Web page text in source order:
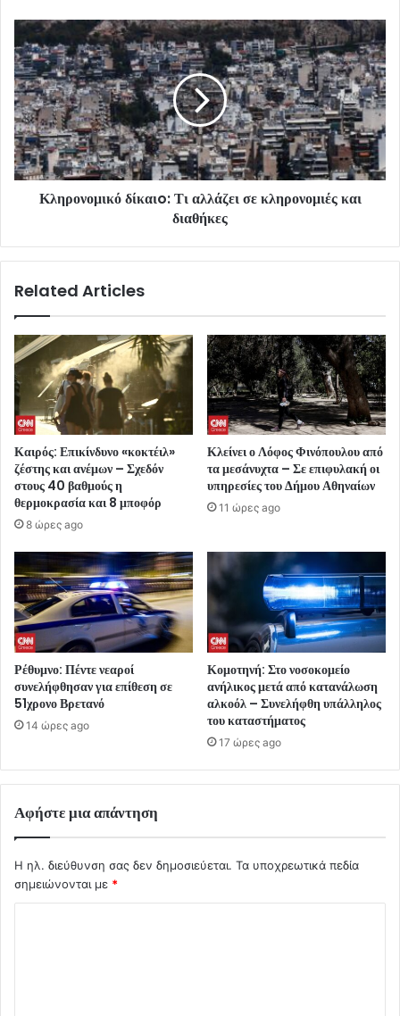
Κληρονομικό δίκαιo: Τι αλλάζει σε κληρονομιές και
διαθήκες
Related Articles
Καιρός: Επικίνδυνο «κοκτέιλ»
ζέστης και ανέμων – Σχεδόν
στους 40 βαθμούς η
θερμοκρασία και 8 μποφόρ
8 ώρες ago
Κλείνει ο Λόφος Φινόπουλου από
τα μεσάνυχτα – Σε επιφυλακή οι
υπηρεσίες του Δήμου Αθηναίων
11 ώρες ago
Ρέθυμνο: Πέντε νεαροί
συνελήφθησαν για επίθεση σε
51χρονο Βρετανό
14 ώρες ago
Κομοτηνή: Στο νοσοκομείο
ανήλικος μετά από κατανάλωση
αλκοόλ – Συνελήφθη υπάλληλος
του καταστήματος
17 ώρες ago
Αφήστε μια απάντηση
Η ηλ. διεύθυνση σας δεν δημοσιεύεται. Τα υποχρεωτικά πεδία
σημειώνονται με *